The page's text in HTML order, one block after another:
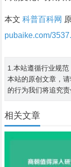
本文 科普百科网
pubaike.com/
1.本站遵循行业规
本站的原创文章，
的行为我们将追究
相关文章